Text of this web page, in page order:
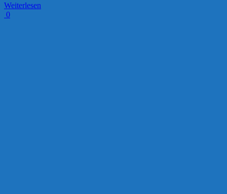
Weiterlesen
0